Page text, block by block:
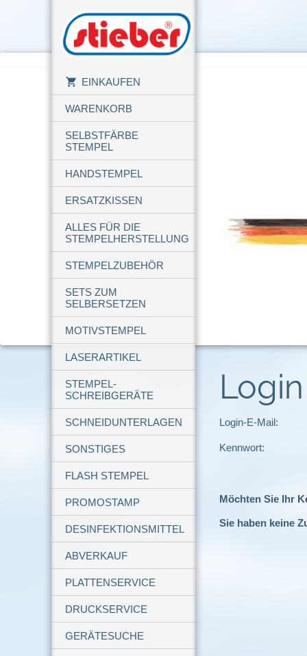
EINKAUFEN
WARENKORB
SELBSTFÄRBE
STEMPEL
HANDSTEMPEL
ERSATZKISSEN
ALLES FÜR DIE
STEMPELHERSTELLUNG
STEMPELZUBEHÖR
SETS ZUM
SELBERSETZEN
MOTIVSTEMPEL
LASERARTIKEL
STEMPEL-
SCHREIBGERÄTE
SCHNEIDUNTERLAGEN
SONSTIGES
FLASH STEMPEL
PROMOSTAMP
DESINFEKTIONSMITTEL
ABVERKAUF
PLATTENSERVICE
DRUCKSERVICE
GERÄTESUCHE
Login
Login-E-Mail:
Kennwort:
Möchten Sie Ihr
Sie haben keine